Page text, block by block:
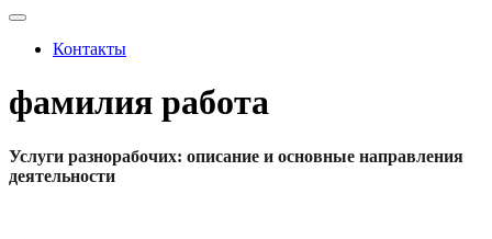
Контакты
фамилия работа
Услуги разнорабочих: описание и основные направления
деятельности